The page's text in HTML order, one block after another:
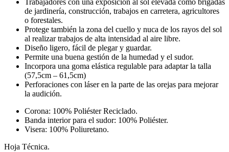
Trabajadores con una exposición al sol elevada como brigadas
de jardinería, construcción, trabajos en carretera, agricultores
o forestales.
Protege también la zona del cuello y nuca de los rayos del sol
al realizar trabajos de alta intensidad al aire libre.
Diseño ligero, fácil de plegar y guardar.
Permite una buena gestión de la humedad y el sudor.
Incorpora una goma elástica regulable para adaptar la talla
(57,5cm – 61,5cm)
Perforaciones con láser en la parte de las orejas para mejorar
la audición.
Corona: 100% Poliéster Reciclado.
Banda interior para el sudor: 100% Poliéster.
Visera: 100% Poliuretano.
Hoja Técnica.